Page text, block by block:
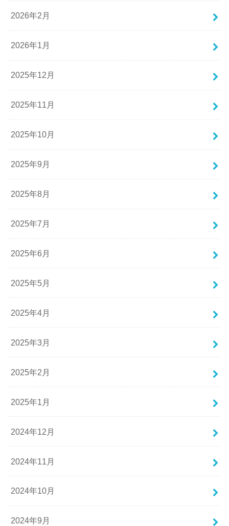
2026年2月
2026年1月
2025年12月
2025年11月
2025年10月
2025年9月
2025年8月
2025年7月
2025年6月
2025年5月
2025年4月
2025年3月
2025年2月
2025年1月
2024年12月
2024年11月
2024年10月
2024年9月